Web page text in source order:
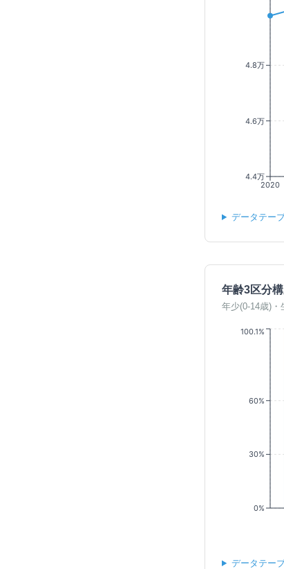
2020
4.4万
4.6万
4.8万
データテー
年齢3区分
年少(0-14歳)・
0%
30%
60%
100.1%
データテー